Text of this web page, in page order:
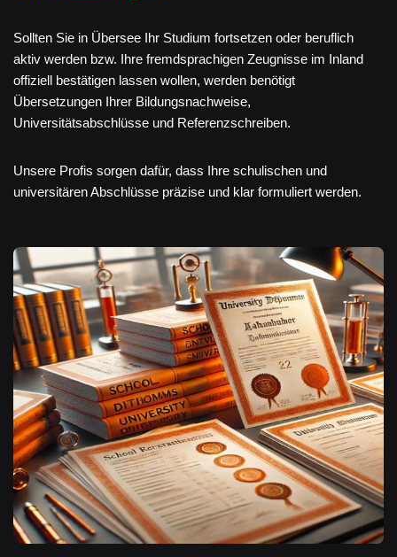
Sollten Sie in Übersee Ihr Studium fortsetzen oder beruflich
aktiv werden bzw. Ihre fremdsprachigen Zeugnisse im Inland
offiziell bestätigen lassen wollen, werden benötigt
Übersetzungen Ihrer Bildungsnachweise,
Universitätsabschlüsse und Referenzschreiben.
Unsere Profis sorgen dafür, dass Ihre schulischen und
universitären Abschlüsse präzise und klar formuliert werden.